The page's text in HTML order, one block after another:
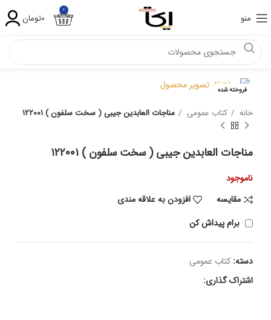
منو
۰
۰تومان
فروخته شده
خانه کتاب عمومی مناجات العابدین جیبی ( سخت سلفون ) ۱۲۲۰۰۱
مناجات العابدین جیبی ( سخت سلفون ) ۱۲۲۰۰۱
ناموجود
مقايسه
افزودن به علاقه مندی
برام پیداش کن
دسته: کتاب عمومی
اشتراک گذاری: